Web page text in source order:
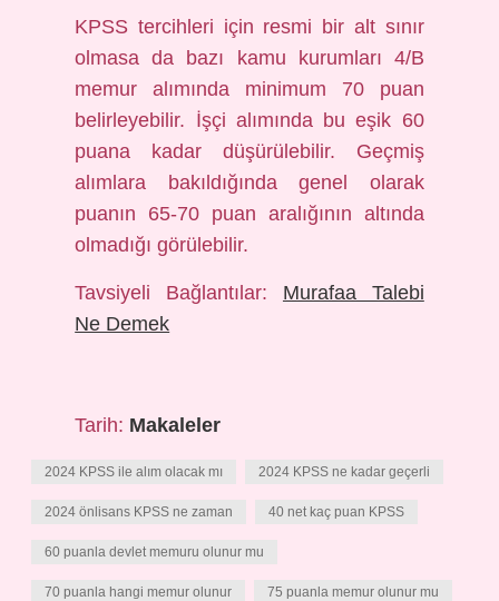
KPSS tercihleri ​​için resmi bir alt sınır
olmasa da bazı kamu kurumları 4/B
memur alımında minimum 70 puan
belirleyebilir. İşçi alımında bu eşik 60
puana kadar düşürülebilir. Geçmiş
alımlara bakıldığında genel olarak
puanın 65-70 puan aralığının altında
olmadığı görülebilir.
Tavsiyeli Bağlantılar: Murafaa Talebi
Ne Demek
Tarih: Makaleler
2024 KPSS ile alım olacak mı 2024 KPSS ne kadar geçerli
2024 önlisans KPSS ne zaman 40 net kaç puan KPSS
60 puanla devlet memuru olunur mu
70 puanla hangi memur olunur 75 puanla memur olunur mu